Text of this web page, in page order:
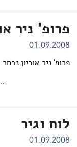
פרופ' ניר
01.09.2008
פרופ' ניר אוריון
לוח וגיר
01.09.2008